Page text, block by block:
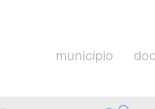
município